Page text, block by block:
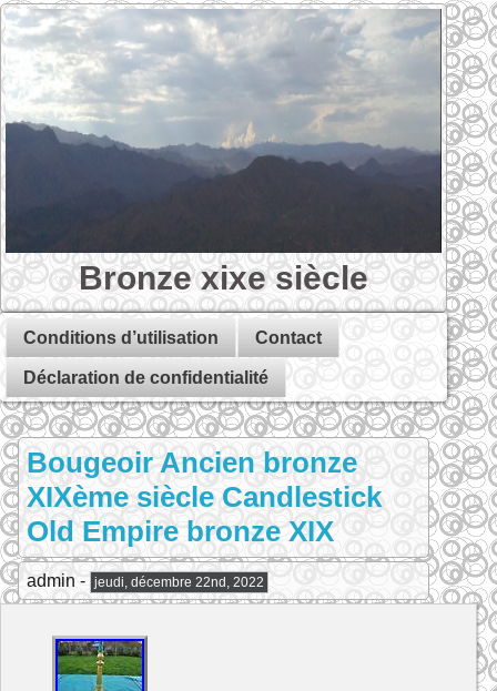
Bronze xixe siècle
Conditions d’utilisation Contact
Déclaration de confidentialité
Bougeoir Ancien bronze
XIXème siècle Candlestick
Old Empire bronze XIX
admin - jeudi, décembre 22nd, 2022